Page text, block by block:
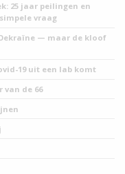
25 jaar peilingen en
vraag
— maar de kloof
19 uit een lab komt
van de 66